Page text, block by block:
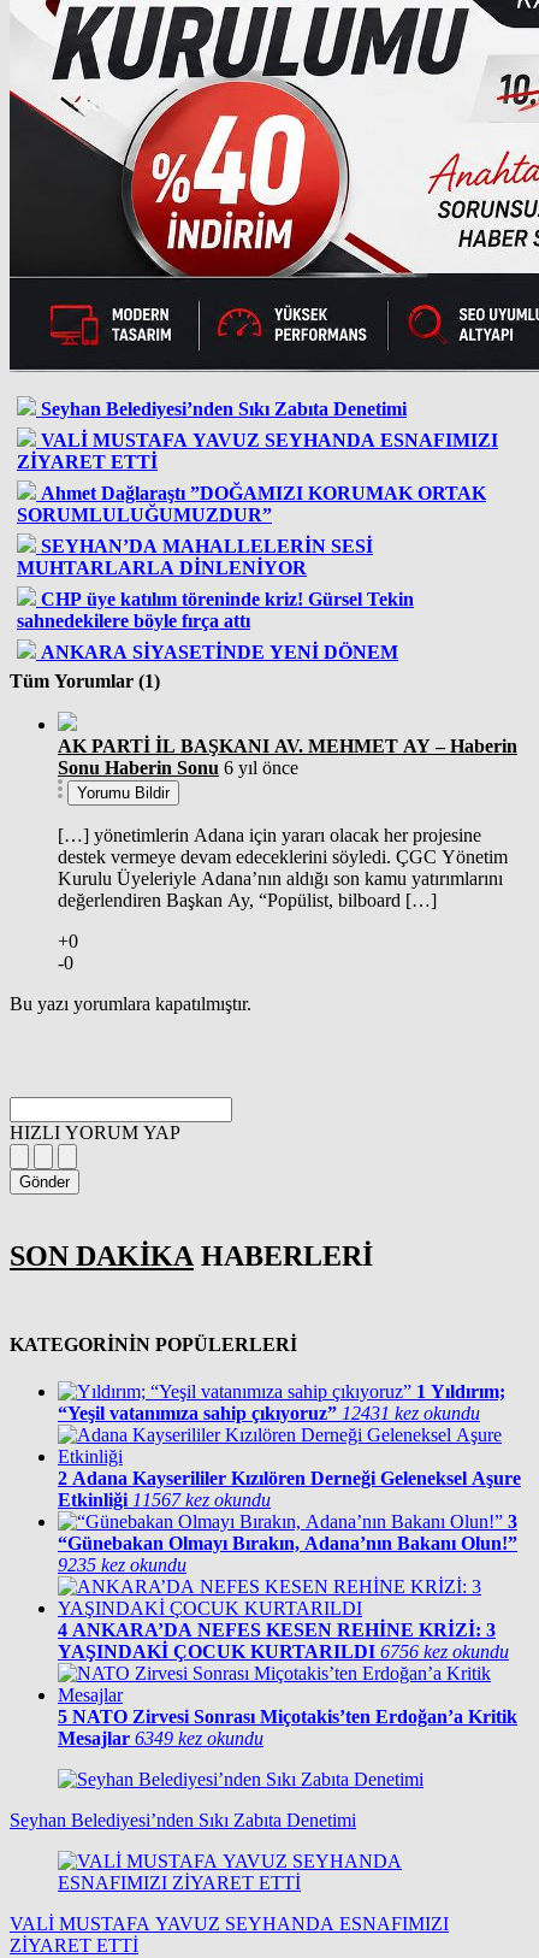
Seyhan Belediyesi’nden Sıkı Zabıta Denetimi
VALİ MUSTAFA YAVUZ SEYHANDA ESNAFIMIZI
ZİYARET ETTİ
Ahmet Dağlaraştı ”DOĞAMIZI KORUMAK ORTAK
SORUMLULUĞUMUZDUR”
SEYHAN’DA MAHALLELERİN SESİ
MUHTARLARLA DİNLENİYOR
CHP üye katılım töreninde kriz! Gürsel Tekin
sahnedekilere böyle fırça attı
ANKARA SİYASETİNDE YENİ DÖNEM
Tüm Yorumlar (1)
AK PARTİ İL BAŞKANI AV. MEHMET AY – Haberin
Sonu Haberin Sonu 6 yıl önce
Yorumu Bildir
[…] yönetimlerin Adana için yararı olacak her projesine
destek vermeye devam edeceklerini söyledi. ÇGC Yönetim
Kurulu Üyeleriyle Adana’nın aldığı son kamu yatırımlarını
değerlendiren Başkan Ay, “Popülist, bilboard […]
+0
-0
Bu yazı yorumlara kapatılmıştır.
HIZLI YORUM YAP
Gönder
SON DAKİKA HABERLERİ
KATEGORİNİN POPÜLERLERİ
1 Yıldırım;
“Yeşil vatanımıza sahip çıkıyoruz” 12431 kez okundu
2 Adana Kayserililer Kızılören Derneği Geleneksel Aşure
Etkinliği 11567 kez okundu
3
“Günebakan Olmayı Bırakın, Adana’nın Bakanı Olun!”
9235 kez okundu
4 ANKARA’DA NEFES KESEN REHİNE KRİZİ: 3
YAŞINDAKİ ÇOCUK KURTARILDI 6756 kez okundu
5 NATO Zirvesi Sonrası Miçotakis’ten Erdoğan’a Kritik
Mesajlar 6349 kez okundu
Seyhan Belediyesi’nden Sıkı Zabıta Denetimi
VALİ MUSTAFA YAVUZ SEYHANDA ESNAFIMIZI
ZİYARET ETTİ